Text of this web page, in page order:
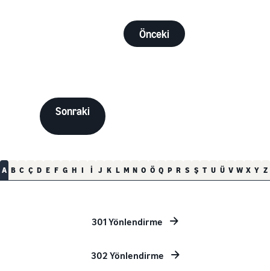
Önceki
Sonraki
A B C Ç D E F G H I İ J K L M N O Ö Q P R S Ş T U Ü V W X Y Z
301 Yönlendirme
302 Yönlendirme